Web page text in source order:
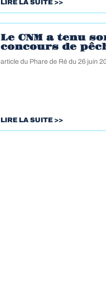
LIRE LA SUITE >>
Le CNM a tenu
concours de
article du Phare de Ré du 26 juin
LIRE LA SUITE >>